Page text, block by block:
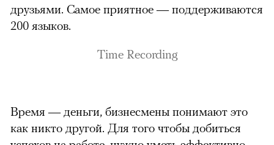
друзьями. Самое приятное — поддерживаются
200 языков.
Time Recording
Время — деньги, бизнесмены понимают это
как никто другой. Для того чтобы добиться